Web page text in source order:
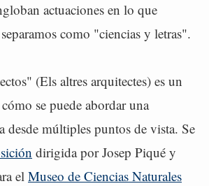
actuaciones en lo que
como "ciencias y letras".
(Els altres arquitectes) es un
se puede abordar una
desde múltiples puntos de vista. Se
dirigida por Josep Piqué y
el Museo de Ciencias Naturales